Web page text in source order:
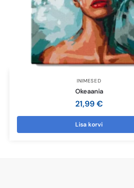
INIMESED
Okeaania
21,99€
Lisa korvi